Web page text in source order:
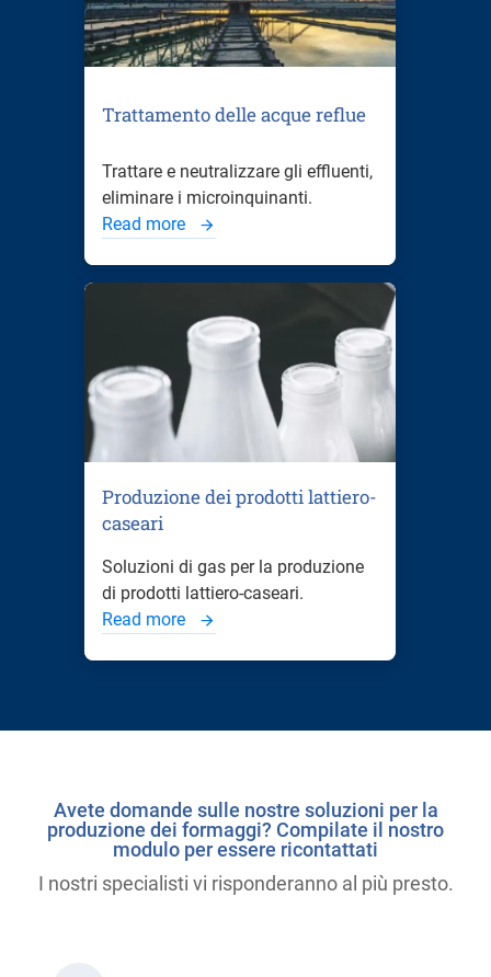
Trattamento delle acque reflue
Trattare e neutralizzare gli effluenti,
eliminare i microinquinanti.
Read more
Produzione dei prodotti lattiero-
caseari
Soluzioni di gas per la produzione
di prodotti lattiero-caseari.
Read more
Avete domande sulle nostre soluzioni per la
produzione dei formaggi? Compilate il nostro
modulo per essere ricontattati
I nostri specialisti vi risponderanno al più presto.